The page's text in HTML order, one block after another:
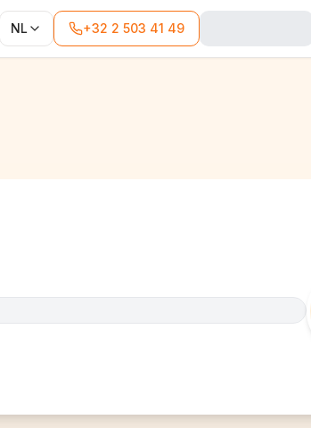
NL +32 2 503 41 49